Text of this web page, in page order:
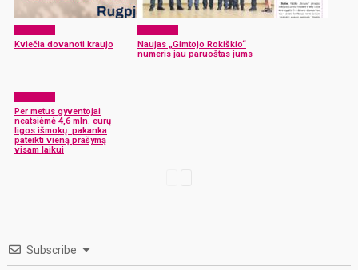
Kviečia dovanoti kraujo
Naujas „Gimtojo Rokiškio“
numeris jau paruoštas jums
Per metus gyventojai
neatsiėmė 4,6 mln. eurų
ligos išmokų: pakanka
pateikti vieną prašymą
visam laikui
Subscribe